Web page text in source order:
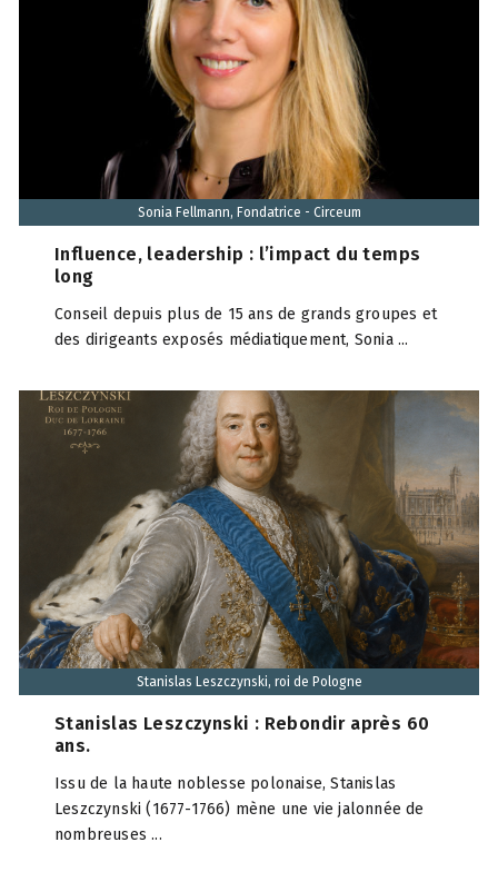
Sonia Fellmann, Fondatrice - Circeum
Influence, leadership : l’impact du temps
long
Conseil depuis plus de 15 ans de grands groupes et
des dirigeants exposés médiatiquement, Sonia ...
Stanislas Leszczynski, roi de Pologne
Stanislas Leszczynski : Rebondir après 60
ans.
Issu de la haute noblesse polonaise, Stanislas
Leszczynski (1677-1766) mène une vie jalonnée de
nombreuses ...